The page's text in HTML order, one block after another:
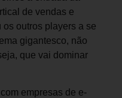
de vendas e
os outros players a se
gigantesco, não
que vai dominar
empresas de e-